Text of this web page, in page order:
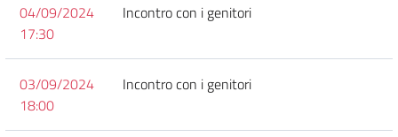
04/09/2024
17:30
Incontro con i genitori
03/09/2024
18:00
Incontro con i genitori